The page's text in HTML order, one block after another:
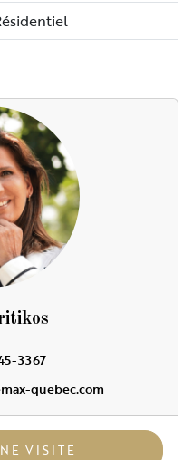
3367
quebec.com
VISITE